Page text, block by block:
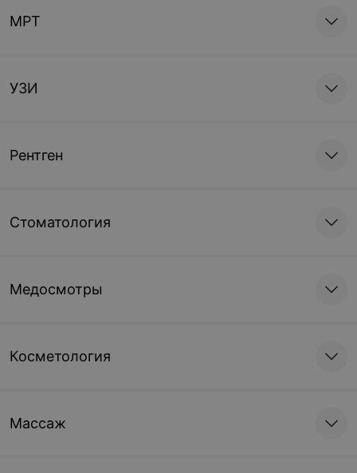
МРТ
УЗИ
Рентген
Стоматология
Медосмотры
Косметология
Массаж